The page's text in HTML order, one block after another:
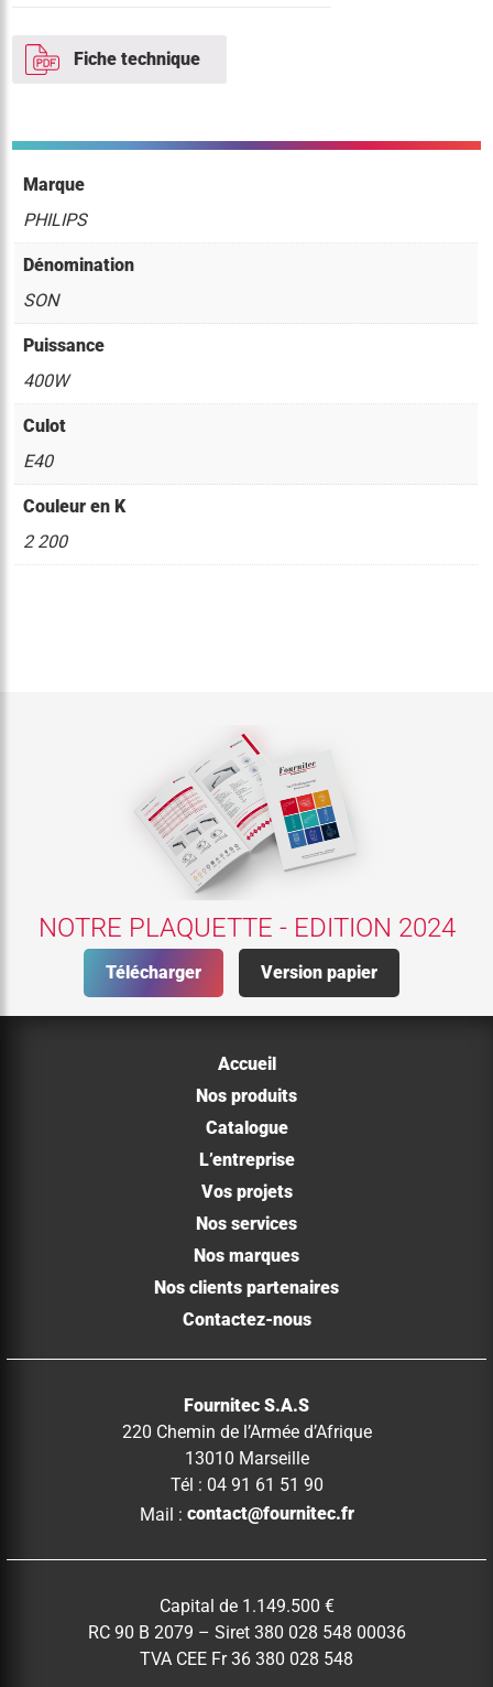
Fiche technique
Marque
PHILIPS
Dénomination
SON
Puissance
400W
Culot
E40
Couleur en K
2 200
NOTRE PLAQUETTE - EDITION 2024
Télécharger Version papier
Accueil
Nos produits
Catalogue
L’entreprise
Vos projets
Nos services
Nos marques
Nos clients partenaires
Contactez-nous
Fournitec S.A.S
220 Chemin de l’Armée d’Afrique
13010 Marseille
Tél : 04 91 61 51 90
Mail : contact@fournitec.fr
Capital de 1.149.500 €
RC 90 B 2079 – Siret 380 028 548 00036
TVA CEE Fr 36 380 028 548